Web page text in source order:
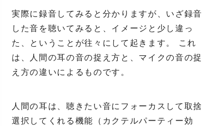
実際に録音してみると分かりますが、いざ録音
した音を聴いてみると、イメージと少し違っ
た、ということが往々にして起きます。 これ
は、人間の耳の音の捉え方と、マイクの音の捉
え方の違いによるものです。
人間の耳は、聴きたい音にフォーカスして取捨
選択してくれる機能（カクテルパーティー効